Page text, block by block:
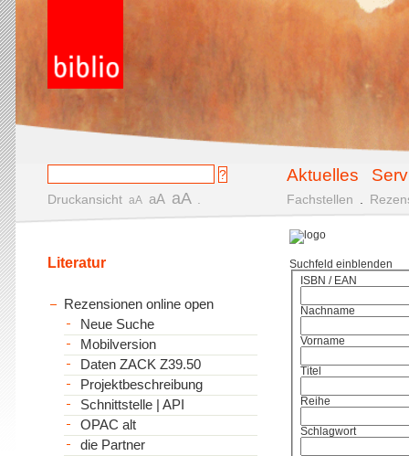
Aktuelles
Druckansicht aA aA aA Fachstellen
Suchfeld einblenden
ISBN / EAN
Nachname
Vorname
Titel
Reihe
Schlagwort
Literatur
Rezensionen online open
Neue Suche
Mobilversion
Daten ZACK Z39.50
Projektbeschreibung
Schnittstelle | API
OPAC alt
die Partner